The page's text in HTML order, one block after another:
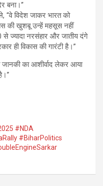
बना।”
“वे विदेश जाकर भारत को
की खुशबू उन्हें महसूस नहीं
से ज्यादा नरसंहार और जातीय दंगे
ही विकास की गारंटी है।”
का आशीर्वाद लेकर आया
#NDA
#BiharPolitics